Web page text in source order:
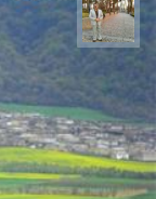
حسن گنجی